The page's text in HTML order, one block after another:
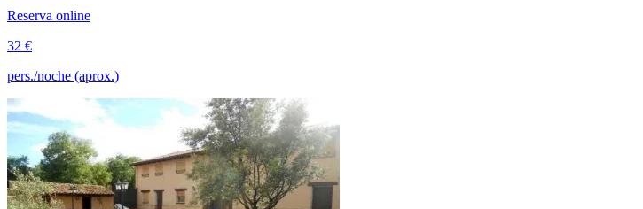
Reserva online
32 €
pers./noche (aprox.)